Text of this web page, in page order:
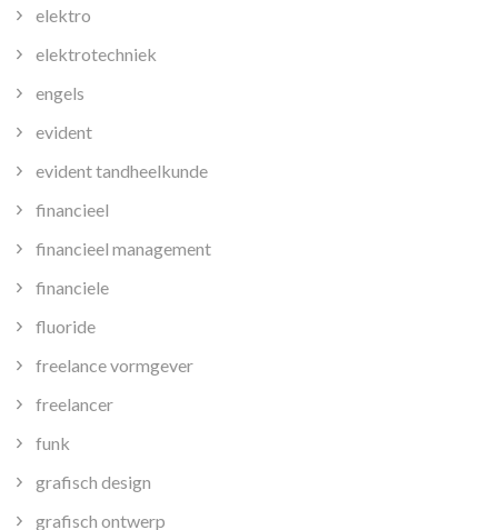
elektro
elektrotechniek
engels
evident
evident tandheelkunde
financieel
financieel management
financiele
fluoride
freelance vormgever
freelancer
funk
grafisch design
grafisch ontwerp